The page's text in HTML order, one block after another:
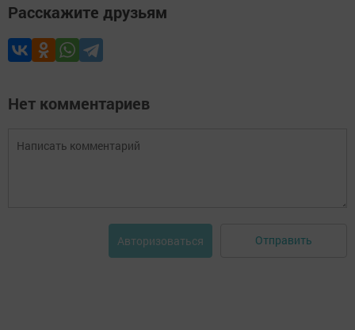
Расскажите друзьям
Нет комментариев
Авторизоваться Отправить